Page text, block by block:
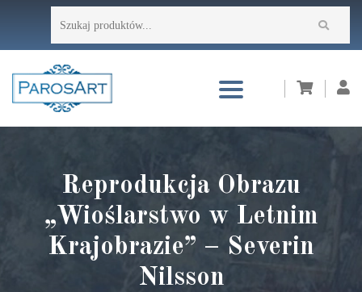
Reprodukcja Obrazu
„Wioślarstwo w Letnim
Krajobrazie” – Severin
Nilsson